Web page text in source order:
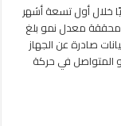
خلال أول تسعة أشهر
نحو 45 مليون راكب، محققة معدل نمو بلغ
صادرة عن الجهاز
المتواصل في حركة